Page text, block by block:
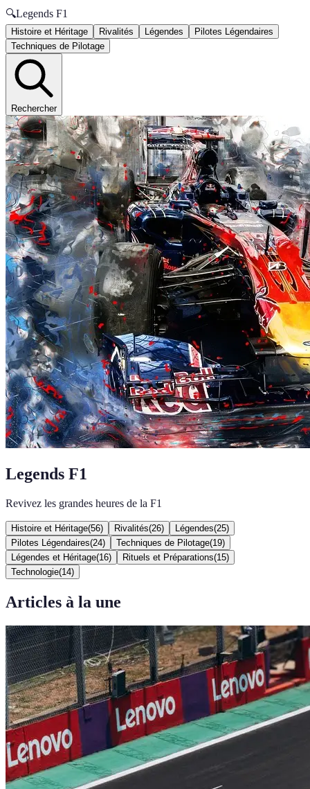
🔍Legends F1
Histoire et Héritage Rivalités Légendes
Pilotes Légendaires
Techniques de Pilotage
Rechercher
Legends F1
Revivez les grandes heures de la F1
Histoire et Héritage(56) Rivalités(26) Légendes(25)
Pilotes Légendaires(24) Techniques de Pilotage(19)
Légendes et Héritage(16) Rituels et Préparations(15)
Technologie(14)
Articles à la une